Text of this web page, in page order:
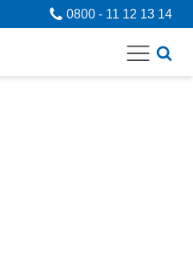
0800 - 11 12 13 14